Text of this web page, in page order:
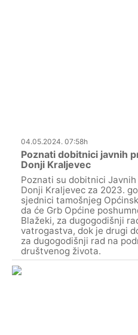
04.05.2024. 07:58h
Poznati dobitnici javnih
Donji Kraljevec
Poznati su dobitnici
Donji Kraljevec za 2023.
sjednici tamošnjeg
da će Grb Općine
Blažeki, za dugogodišnji
vatrogastva, dok je drugi
za dugogodišnji rad na
društvenog života.